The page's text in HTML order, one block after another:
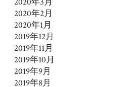
2020年2月
2020年1月
2019年12月
2019年11月
2019年10月
2019年9月
2019年8月